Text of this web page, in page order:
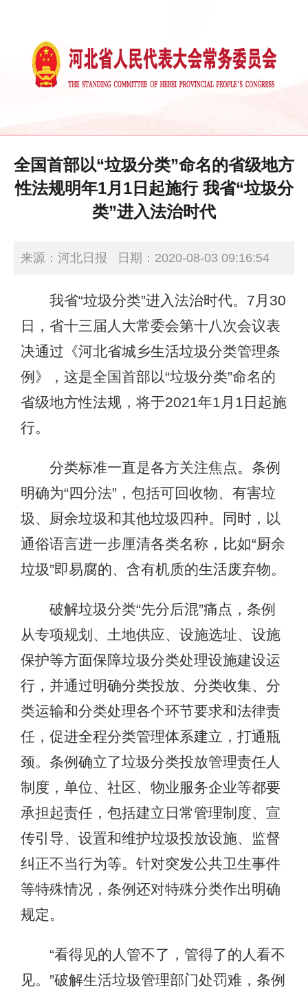
全国首部以“垃圾分类”命名的省级地方
性法规明年1月1日起施行 我省“垃圾分
类”进入法治时代
来源：河北日报 日期：2020-08-03 09:16:54
我省“垃圾分类”进入法治时代。7月30
日，省十三届人大常委会第十八次会议表
决通过《河北省城乡生活垃圾分类管理条
例》，这是全国首部以“垃圾分类”命名的
省级地方性法规，将于2021年1月1日起施
行。
分类标准一直是各方关注焦点。条例
明确为“四分法”，包括可回收物、有害垃
圾、厨余垃圾和其他垃圾四种。同时，以
通俗语言进一步厘清各类名称，比如“厨余
垃圾”即易腐的、含有机质的生活废弃物。
破解垃圾分类“先分后混”痛点，条例
从专项规划、土地供应、设施选址、设施
保护等方面保障垃圾分类处理设施建设运
行，并通过明确分类投放、分类收集、分
类运输和分类处理各个环节要求和法律责
任，促进全程分类管理体系建立，打通瓶
颈。条例确立了垃圾分类投放管理责任人
制度，单位、社区、物业服务企业等都要
承担起责任，包括建立日常管理制度、宣
传引导、设置和维护垃圾投放设施、监督
纠正不当行为等。针对突发公共卫生事件
等特殊情况，条例还对特殊分类作出明确
规定。
“看得见的人管不了，管得了的人看不
见。”破解生活垃圾管理部门处罚难，条例